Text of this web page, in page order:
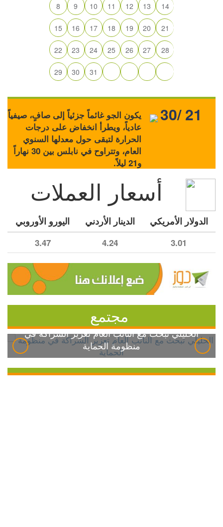
8 9 10 11 12 13 14
15 16 17 18 19 20 21
22 23 24 25 26 27 28
29 30 31
يكون الجو غائماً جزئياً إلى صافٍ، صيفياً
عادياً، ويطرأ انخفاض على درجات
الحرارة لتبقى حول معدلها السنوي
العام، وتتراوح في نابلس بين 30 نهاراً
و21 ليلاً.
30/ 21
أسعار العملات
الدولار الأمريكي الدينار الأردني اليورو الأوروبي
3.01
4.24
3.47
مجتمع
الخليلي تبحث مع النائب العام تعزيز الشراكة في
منظومة الحماية